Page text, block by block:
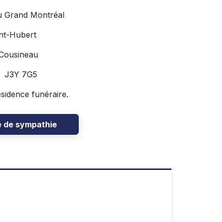
Grand Montréal
Hubert
7G5
funéraire.
de sympathie